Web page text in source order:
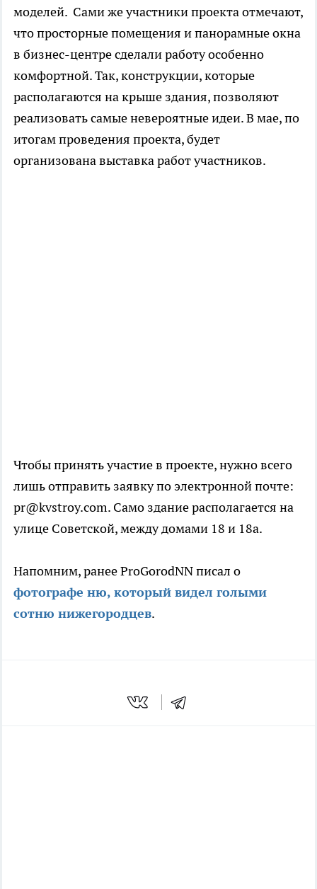
моделей. Сами же участники проекта отмечают,
что просторные помещения и панорамные окна
в бизнес-центре сделали работу особенно
комфортной. Так, конструкции, которые
располагаются на крыше здания, позволяют
реализовать самые невероятные идеи. В мае, по
итогам проведения проекта, будет
организована выставка работ участников.
Чтобы принять участие в проекте, нужно всего
лишь отправить заявку по электронной почте:
pr@kvstroy.com. Само здание располагается на
улице Советской, между домами 18 и 18а.
Напомним, ранее ProGorodNN писал о
фотографе ню, который видел голыми
сотню нижегородцев.